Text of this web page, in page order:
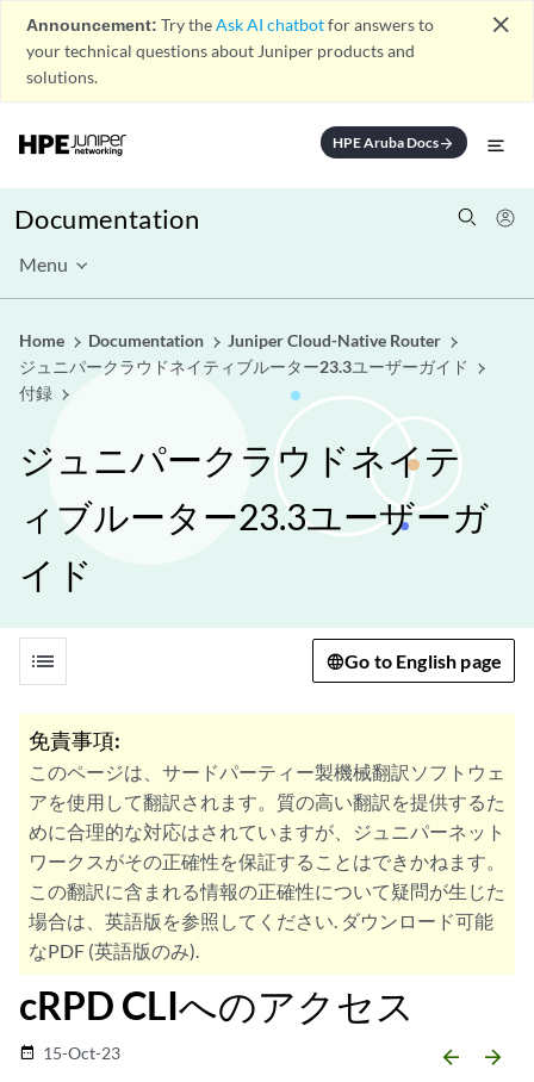
Announcement: Try theAsk AI chatbotfor answers to
your technical questions about Juniper products and
solutions.
close
HPE Aruba Docsarrow_forward
Documentation
Menu
Home Documentation
Juniper Cloud-Native Router
ジュニパークラウドネイティブルーター23.3ユーザーガイド
付録
ジュニパークラウドネイテ
ィブルーター23.3ユーザーガ
イド
list Go to English page
免責事項:
このページは、サードパーティー製機械翻訳ソフトウェ
アを使用して翻訳されます。質の高い翻訳を提供するた
めに合理的な対応はされていますが、ジュニパーネット
ワークスがその正確性を保証することはできかねます。
この翻訳に含まれる情報の正確性について疑問が生じた
場合は、英語版を参照してください. ダウンロード可能
なPDF (英語版のみ).
cRPD CLIへのアクセス
date_range 15-Oct-23 arrow_backward arrow_forward